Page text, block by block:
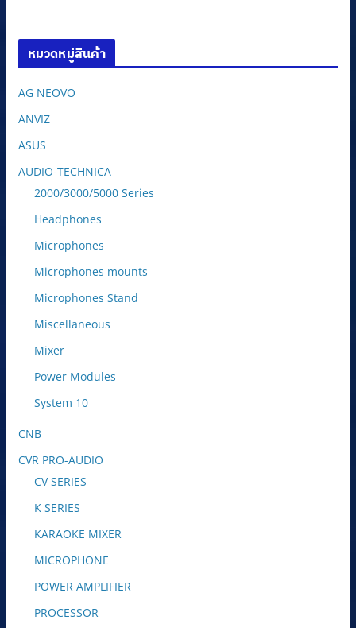
หมวดหมู่สินค้า
AG NEOVO
ANVIZ
ASUS
AUDIO-TECHNICA
2000/3000/5000 Series
Headphones
Microphones
Microphones mounts
Microphones Stand
Miscellaneous
Mixer
Power Modules
System 10
CNB
CVR PRO-AUDIO
CV SERIES
K SERIES
KARAOKE MIXER
MICROPHONE
POWER AMPLIFIER
PROCESSOR